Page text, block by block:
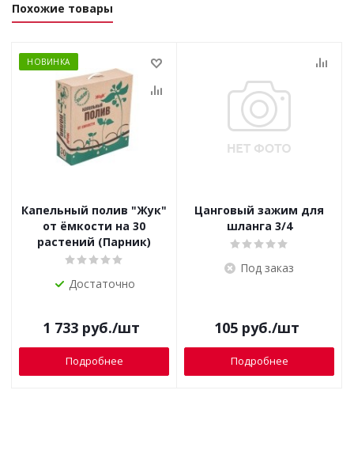
Похожие товары
НОВИНКА
Капельный полив "Жук"
от ёмкости на 30
растений (Парник)
Достаточно
1 733 руб./шт
Подробнее
Цанговый зажим для
шланга 3/4
Под заказ
105руб./шт
Подробнее